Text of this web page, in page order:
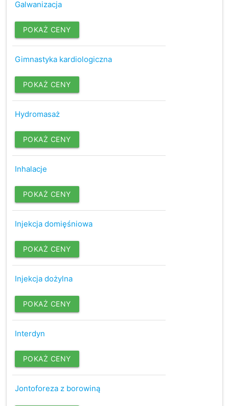
Galwanizacja
POKAŻ CENY
Gimnastyka kardiologiczna
POKAŻ CENY
Hydromasaż
POKAŻ CENY
Inhalacje
POKAŻ CENY
Injekcja domięśniowa
POKAŻ CENY
Injekcja dożylna
POKAŻ CENY
Interdyn
POKAŻ CENY
Jontoforeza z borowiną